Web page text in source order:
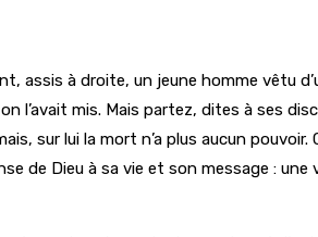
à droite, un jeune homme vêtu
l’avait mis. Mais partez, dites à ses
sur lui la mort n’a plus aucun
Dieu à sa vie et son message : une